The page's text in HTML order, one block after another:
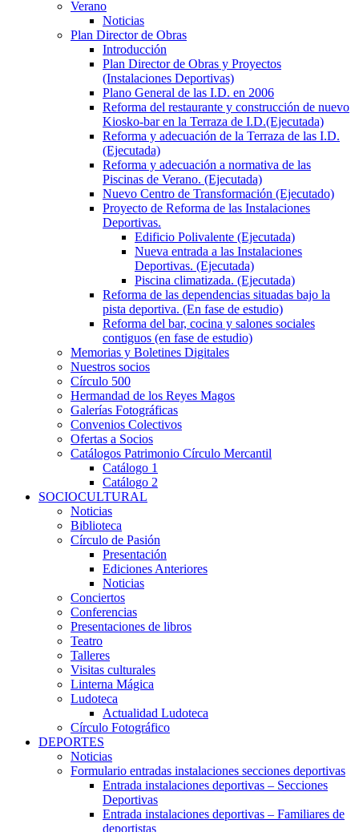
Verano
Noticias
Plan Director de Obras
Introducción
Plan Director de Obras y Proyectos
(Instalaciones Deportivas)
Plano General de las I.D. en 2006
Reforma del restaurante y construcción de nuevo
Kiosko-bar en la Terraza de I.D.(Ejecutada)
Reforma y adecuación de la Terraza de las I.D.
(Ejecutada)
Reforma y adecuación a normativa de las
Piscinas de Verano. (Ejecutada)
Nuevo Centro de Transformación (Ejecutado)
Proyecto de Reforma de las Instalaciones
Deportivas.
Edificio Polivalente (Ejecutada)
Nueva entrada a las Instalaciones
Deportivas. (Ejecutada)
Piscina climatizada. (Ejecutada)
Reforma de las dependencias situadas bajo la
pista deportiva. (En fase de estudio)
Reforma del bar, cocina y salones sociales
contiguos (en fase de estudio)
Memorias y Boletines Digitales
Nuestros socios
Círculo 500
Hermandad de los Reyes Magos
Galerías Fotográficas
Convenios Colectivos
Ofertas a Socios
Catálogos Patrimonio Círculo Mercantil
Catálogo 1
Catálogo 2
SOCIOCULTURAL
Noticias
Biblioteca
Círculo de Pasión
Presentación
Ediciones Anteriores
Noticias
Conciertos
Conferencias
Presentaciones de libros
Teatro
Talleres
Visitas culturales
Linterna Mágica
Ludoteca
Actualidad Ludoteca
Círculo Fotográfico
DEPORTES
Noticias
Formulario entradas instalaciones secciones deportivas
Entrada instalaciones deportivas – Secciones
Deportivas
Entrada instalaciones deportivas – Familiares de
deportistas